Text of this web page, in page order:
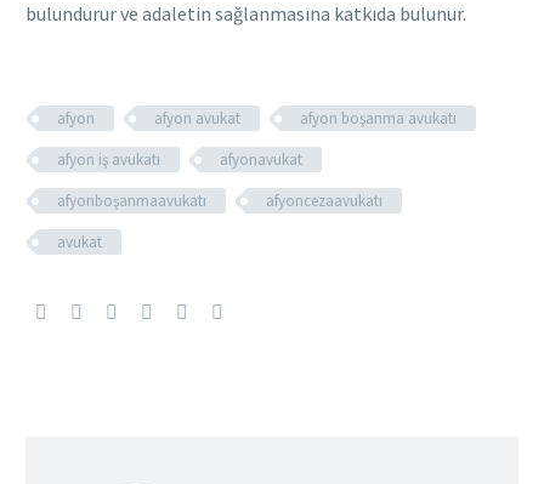
bulundurur ve adaletin sağlanmasına katkıda bulunur.
afyon afyon avukat
afyon boşanma avukatı
afyon iş avukatı
afyonavukat
afyonboşanmaavukatı
afyoncezaavukatı
avukat